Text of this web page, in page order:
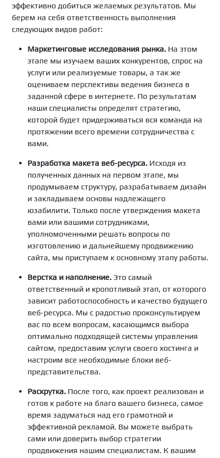
эффективно добиться желаемых результатов. Мы
берем на себя ответственность выполнения
следующих видов работ:
Маркетинговые исследования рынка. На этом
этапе мы изучаем ваших конкурентов, спрос на
услуги или реализуемые товары, а так же
оцениваем перспективы ведения бизнеса в
заданной сфере в интернете. По результатам
наши специалисты определят стратегию,
которой будет придерживаться вся команда на
протяжении всего времени сотрудничества с
вами.
Разработка макета веб-ресурса. Исходя из
полученных данных на первом этапе, мы
продумываем структуру, разрабатываем дизайн
и закладываем основы надлежащего
юзабилити. Только после утверждения макета
вами или вашими сотрудниками,
уполномоченными решать вопросы по
изготовлению и дальнейшему продвижению
сайта, мы приступаем к основному этапу работы.
Верстка и наполнение. Это самый
ответственный и кропотливый этап, от которого
зависит работоспособность и качество будущего
веб-ресурса. Мы с радостью проконсультируем
вас по всем вопросам, касающимся выбора
оптимально подходящей системы управления
сайтом, предоставим услуги своего хостинга и
настроим все необходимые блоки веб-
представительства.
Раскрутка. После того, как проект реализован и
готов к работе на благо вашего бизнеса, самое
время задуматься над его грамотной и
эффективной рекламой. Вы можете выбрать
сами или доверить выбор стратегии
продвижения нашим специалистам. К вашим